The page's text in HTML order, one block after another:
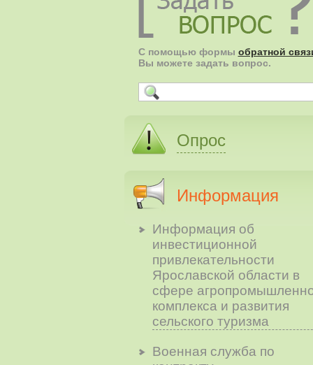
С помощью формы обратной
Вы можете задать вопрос.
Опрос
Информация
Информация об
инвестиционной
привлекательности
Ярославской области в
сфере
комплекса и развития
сельского туризма
Военная служба по